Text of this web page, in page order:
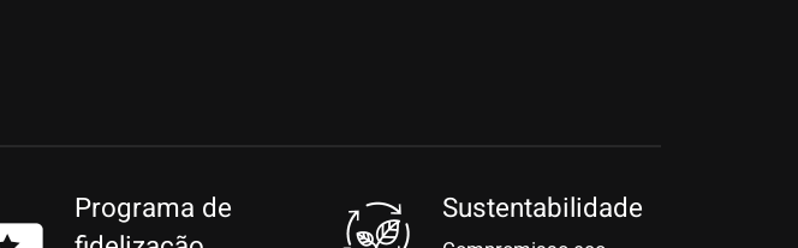
Programa de
Sustentabilidade